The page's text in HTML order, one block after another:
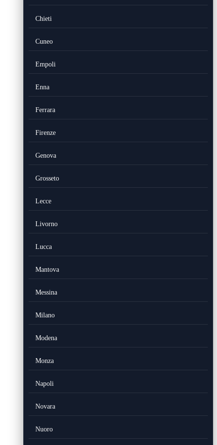
Chieti
Cuneo
Empoli
Enna
Ferrara
Firenze
Genova
Grosseto
Lecce
Livorno
Lucca
Mantova
Messina
Milano
Modena
Monza
Napoli
Novara
Nuoro